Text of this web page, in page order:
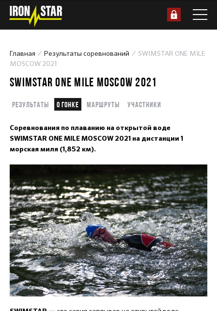
Главная Результаты соревнований
SWIMSTAR ONE MILE
MOSCOW 2021
SWIMSTAR ONE MILE MOSCOW 2021
Результаты О гонке Маршруты Участники
Соревнования по плаванию на открытой воде
SWIMSTAR ONE MILE MOSCOW 2021 на дистанции 1
морская миля (1,852 км).